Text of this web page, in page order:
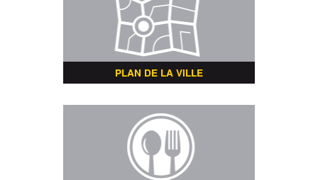
PLAN DE LA VILLE